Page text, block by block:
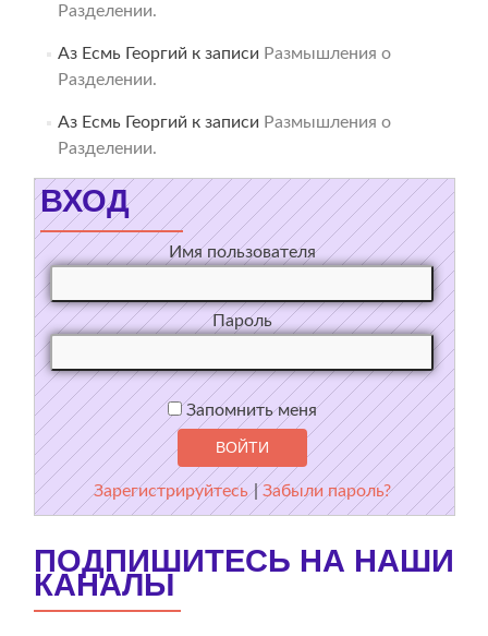
Разделении.
Аз Есмь Георгий к записи Размышления о
Разделении.
Аз Есмь Георгий к записи Размышления о
Разделении.
ВХОД
Имя пользователя
Пароль
Запомнить меня
Зарегистрируйтесь |Забыли пароль?
ПОДПИШИТЕСЬ НА НАШИ
КАНАЛЫ